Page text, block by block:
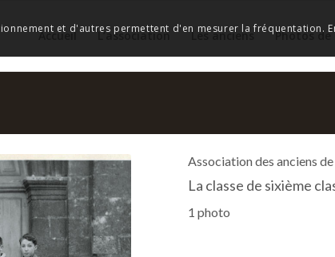
Accueil L’association Les anciens Photos de
Association des anciens
La classe de sixième
1 photo
et d'autres permettent d'en mesurer la fréquentation.